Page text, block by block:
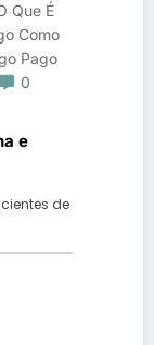
Que É
Como
Pago
0
e
de